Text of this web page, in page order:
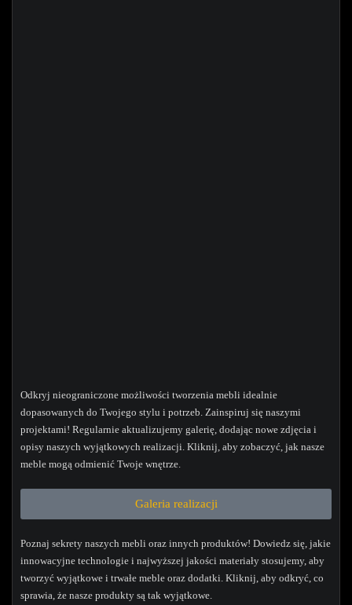
Odkryj nieograniczone możliwości tworzenia mebli idealnie
dopasowanych do Twojego stylu i potrzeb. Zainspiruj się naszymi
projektami! Regularnie aktualizujemy galerię, dodając nowe zdjęcia i
opisy naszych wyjątkowych realizacji. Kliknij, aby zobaczyć, jak nasze
meble mogą odmienić Twoje wnętrze.
Galeria realizacji
Poznaj sekrety naszych mebli oraz innych produktów! Dowiedz się, jakie
innowacyjne technologie i najwyższej jakości materiały stosujemy, aby
tworzyć wyjątkowe i trwałe meble oraz dodatki. Kliknij, aby odkryć, co
sprawia, że nasze produkty są tak wyjątkowe.